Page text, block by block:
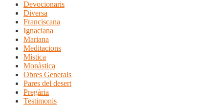
Devocionaris
Diversa
Franciscana
Ignaciana
Mariana
Meditacions
Mística
Monàstica
Obres Generals
Pares del desert
Pregària
Testimonis